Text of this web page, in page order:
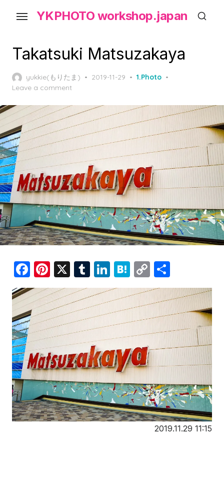
content
YKPHOTO workshop.japan
Takatsuki Matsuzakaya
yukkie(もりたま)
Posted
2019-11-29
1.Photo
Leave a comment
F
a
c
e
b
o
o
k
Pi
nt
er
e
st
X
T
u
m
bl
r
Li
n
k
e
dI
n
H
at
e
n
a
C
o
p
y
Li
n
k
有
2019.11.29 11:15